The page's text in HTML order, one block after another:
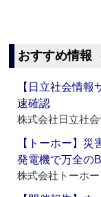
おすすめ情報
【日立社会情
速確認
株式会社日立社
【トーホー】
発電機で万全の
株式会社トーホー